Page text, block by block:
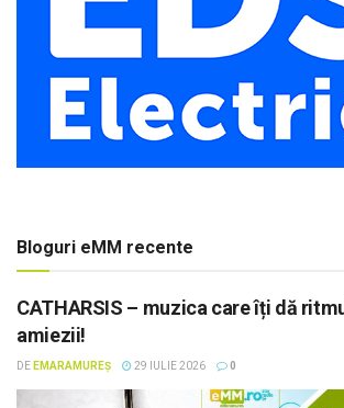
Bloguri eMM recente
CATHARSIS – muzica care îți dă
amiezii!
DE EMARAMUREȘ 29 IULIE 2026 0